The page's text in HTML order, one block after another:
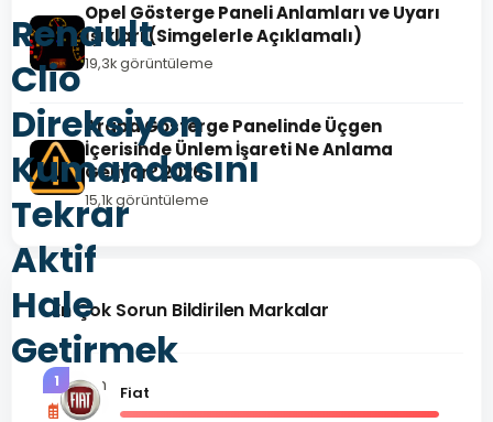
Renault
Clio
Direksiyon
Kumandasını
Tekrar
Aktif
Hale
Getirmek
Nisan
27,
Opel Gösterge Paneli Anlamları ve Uyarı
Işıkları (Simgelerle Açıklamalı)
19,3k görüntüleme
Araba Gösterge Panelinde Üçgen
İçerisinde Ünlem İşareti Ne Anlama
Geliyor? 2026
15,1k görüntüleme
En Çok Sorun Bildirilen Markalar
1
Fiat